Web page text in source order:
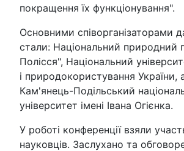
покращення їх функціонування".
Основними співорганізаторами
стали: Національний природний
Полісся", Національний
і природокористування України,
Кам'янець-Подільський
університет імені Івана Огієнка.
У роботі конференції взяли
науковців. Заслухано та